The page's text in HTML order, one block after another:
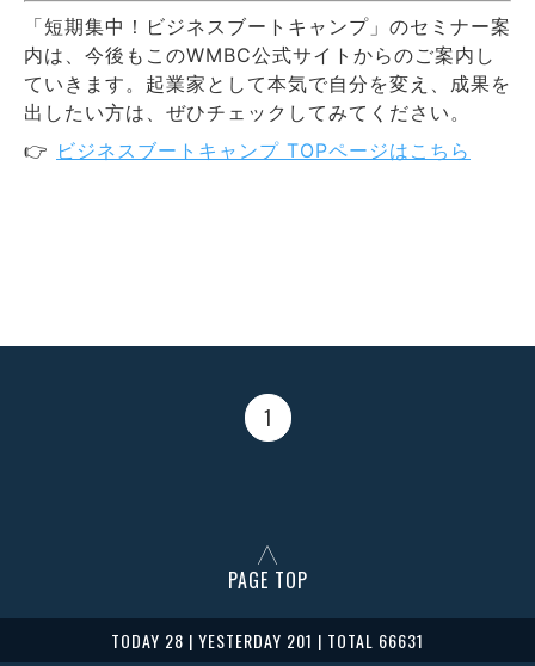
「短期集中！ビジネスブートキャンプ」のセミナー案
内は、今後もこのWMBC公式サイトからのご案内し
ていきます。起業家として本気で自分を変え、成果を
出したい方は、ぜひチェックしてみてください。
👉 ビジネスブートキャンプ TOPページはこちら
1
PAGE TOP
TODAY 28 | YESTERDAY 201 | TOTAL 66631